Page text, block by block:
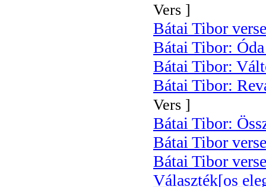
Vers ]
Bátai Tibor
Bátai Tibor:
Bátai Tibor:
Bátai Tibor:
Vers ]
Bátai Tibor:
Bátai Tibor
Bátai Tibor
Választék[os